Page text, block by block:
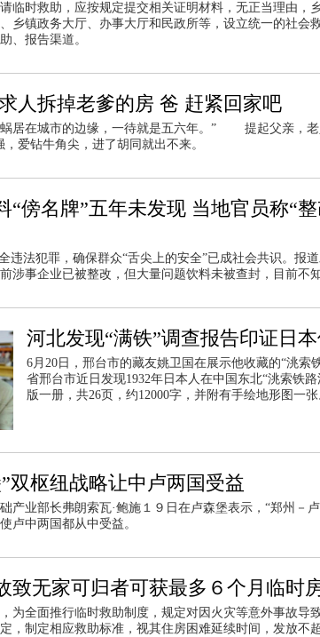
临时救助，应按规定提交相关证明材料，无正当理由，
乡镇政务大厅、办事大厅和民政所等，设立统一的社会
、报告渠道。
人拆掉老爹的房 爸 赶紧回家吧
蜗居在城市的边缘，一待就是五六年。” 提起父亲，老
爱钻牛角尖，进了胡同就出不来。
“傍名牌”五年未发现 当地官员称“
违法犯罪，确保群众“舌尖上的安全”已成社会共识。报
涉事企业已被整改，但大量问题饮料未被查封，目前不知
河北发现“满铁”调查报告印证日
6月20日，邢台市的藏友姚卫国在展示他收藏的“洮索
省邢台市近日发现1932年日本人在中国东北“洮索铁
版一册，共26页，约12000字，并附有手绘地形图一张
双枢纽战略让中卢两国受益
产业部长弗朗索瓦·鲍施１９日在卢森堡表示，“郑州－
卢中两国都从中受益。
致无家可归者可获最多６个月临时
为全面推行临时救助制度，规定对因火灾等意外事故导
，制定相应救助标准，视其住房困难延续时间，发放不